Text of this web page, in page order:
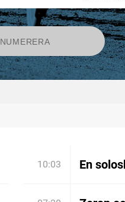
10:03 En